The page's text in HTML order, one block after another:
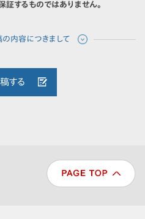
証するものではありません。
する